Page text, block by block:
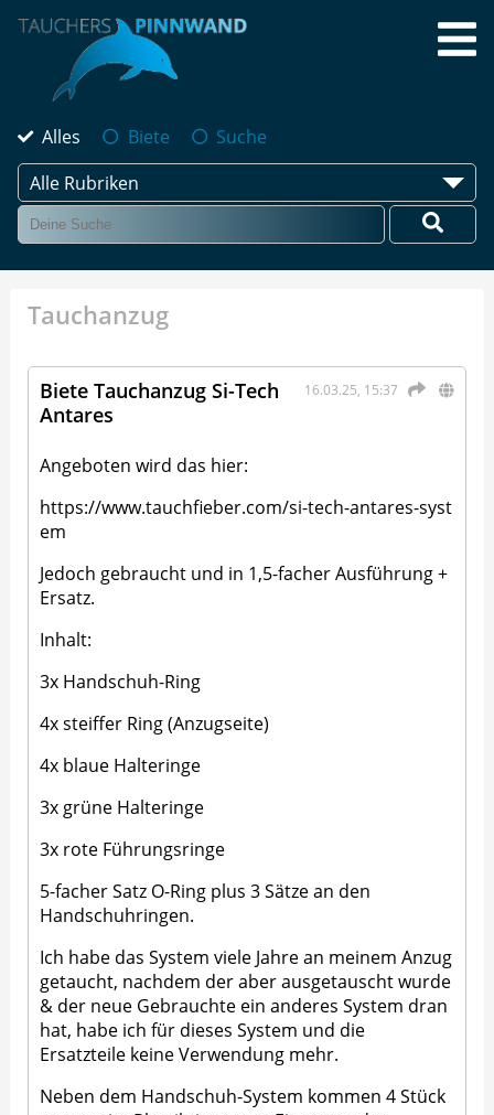
Alles Biete
Suche
Alle Rubriken
Tauchanzug
16.03.25, 15:37
Biete Tauchanzug Si-Tech
Antares
Angeboten wird das hier:
https://www.tauchfieber.com/si-tech-antares-syst
em
Jedoch gebraucht und in 1,5-facher Ausführung +
Ersatz.
Inhalt:
3x Handschuh-Ring
4x steiffer Ring (Anzugseite)
4x blaue Halteringe
3x grüne Halteringe
3x rote Führungsringe
5-facher Satz O-Ring plus 3 Sätze an den
Handschuhringen.
Ich habe das System viele Jahre an meinem Anzug
getaucht, nachdem der aber ausgetauscht wurde
& der neue Gebrauchte ein anderes System dran
hat, habe ich für dieses System und die
Ersatzteile keine Verwendung mehr.
Neben dem Handschuh-System kommen 4 Stück